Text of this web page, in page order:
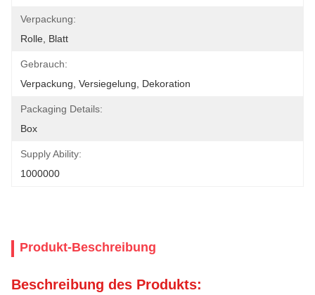
Verpackung:
Rolle, Blatt
Gebrauch:
Verpackung, Versiegelung, Dekoration
Packaging Details:
Box
Supply Ability:
1000000
Produkt-Beschreibung
Beschreibung des Produkts: